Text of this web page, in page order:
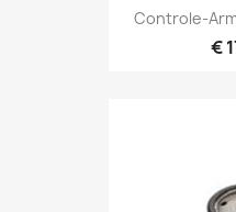
Controle-Arm
€